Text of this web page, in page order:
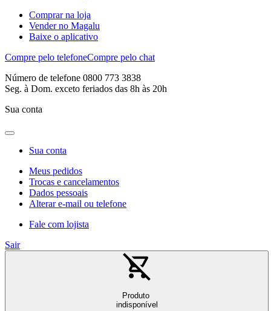
Comprar na loja
Vender no Magalu
Baixe o aplicativo
Compre pelo telefoneCompre pelo chat
Número de telefone 0800 773 3838
Seg. à Dom. exceto feriados das 8h às 20h
Sua conta
Sua conta
Meus pedidos
Trocas e cancelamentos
Dados pessoais
Alterar e-mail ou telefone
Fale com lojista
Sair
Produto
indisponível